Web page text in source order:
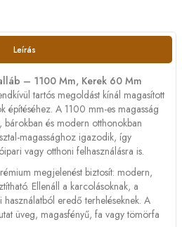
Leírás
– 1100 Mm, Kerek 60 Mm
tartós megoldást kínál magasított
építéséhez. A 1100 mm-es magasság
bárokban és modern otthonokban
magassághoz igazodik, így
vagy otthoni felhasználásra is.
megjelenést biztosít: modern,
Ellenáll a karcolásoknak, a
eredő terheléseknek. A
üveg, magasfényű, fa vagy tömörfa